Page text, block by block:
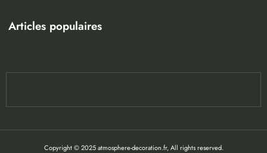
Articles populaires
Copyright © 2025 atmosphere-decoration.fr, All rights reserved.